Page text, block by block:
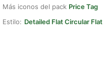
Más iconos del pack Price Tag
Estilo: Detailed Flat Circular Flat